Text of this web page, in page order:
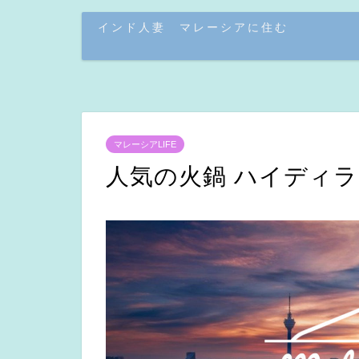
インド人妻 マレーシアに住む
マレーシアLIFE
人気の火鍋 ハイディ